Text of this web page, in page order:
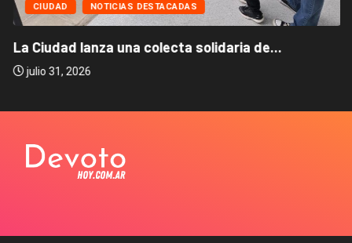
CIUDAD NOTICIAS DESTACADAS
La Ciudad lanza una colecta solidaria de...
julio 31, 2026